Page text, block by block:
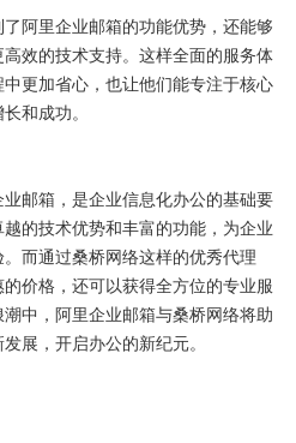
阿里企业邮箱的功能优势，还能够
效的技术支持。这样全面的服务体
更加省心，也让他们能专注于核心
和成功。
邮箱，是企业信息化办公的基础要
的技术优势和丰富的功能，为企业
而通过桑桥网络这样的优秀代理
价格，还可以获得全方位的专业服
中，阿里企业邮箱与桑桥网络将助
展，开启办公的新纪元。